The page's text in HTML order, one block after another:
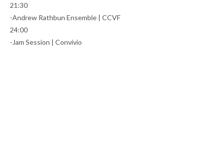
21:30
-Andrew Rathbun Ensemble | CCVF
24:00
-Jam Session | Convívio